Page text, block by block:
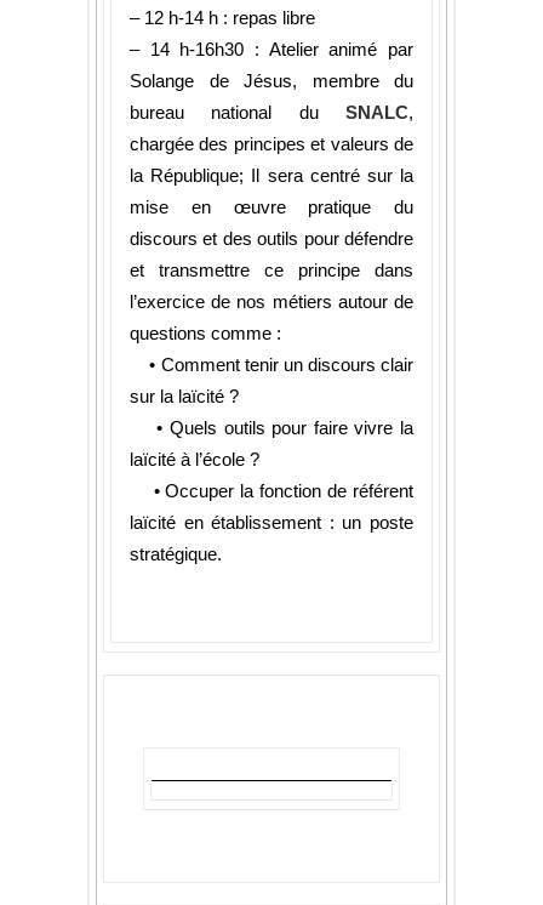
– 12 h-14 h : repas libre
– 14 h-16h30 : Atelier animé par
Solange de Jésus, membre du
bureau national du SNALC,
chargée des principes et valeurs de
la République; Il sera centré sur la
mise en œuvre pratique du
discours et des outils pour défendre
et transmettre ce principe dans
l’exercice de nos métiers autour de
questions comme :
• Comment tenir un discours clair
sur la laïcité ?
• Quels outils pour faire vivre la
laïcité à l’école ?
• Occuper la fonction de référent
laïcité en établissement : un poste
stratégique.